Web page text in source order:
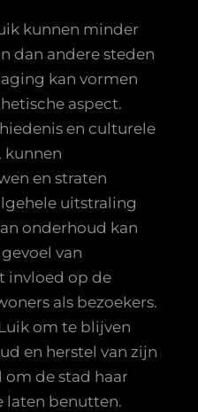
kunnen minder
dan andere steden
kan vormen
aspect.
en culturele
kunnen
en straten
uitstraling
onderhoud kan
van
invloed op de
als bezoekers.
om te blijven
en herstel van zijn
de stad haar
laten benutten.